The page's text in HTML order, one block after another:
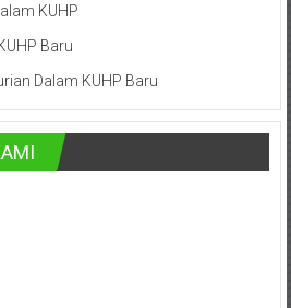
KUHP
Baru
Dalam KUHP Baru